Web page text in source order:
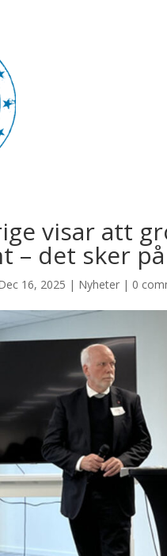
visar att
– det sker
16, 2025 | Nyheter | 0